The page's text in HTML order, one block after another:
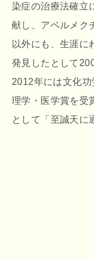
染症の治療法確立
献し、アベルメク
以外にも、生涯に
発見したとして
2012年には文化
理学・医学賞を受
として「至誠天に